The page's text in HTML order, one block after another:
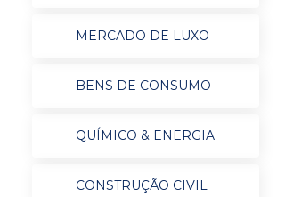
MERCADO DE LUXO
BENS DE CONSUMO
QUÍMICO & ENERGIA
CONSTRUÇÃO CIVIL